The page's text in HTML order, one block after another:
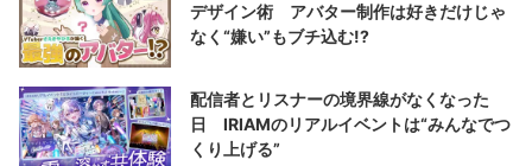
デザイン術 アバター制作は好きだけじゃ
なく“嫌い”もブチ込む!?
配信者とリスナーの境界線がなくなった
日 IRIAMのリアルイベントは“みんなでつ
くり上げる”